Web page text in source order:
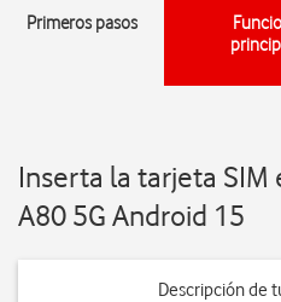
Primeros pasos
Inserta la tarjeta SIM
A80 5G Android 15
Descripción de